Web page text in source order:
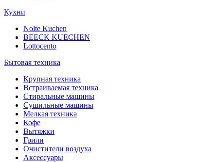
Кухни
Nolte Kuchen
BEECK KUECHEN
Lottocento
Бытовая техника
Крупная техника
Встраиваемая техника
Стиральные машины
Сушильные машины
Мелкая техника
Кофе
Вытяжки
Грили
Очистители воздуха
Аксессуары